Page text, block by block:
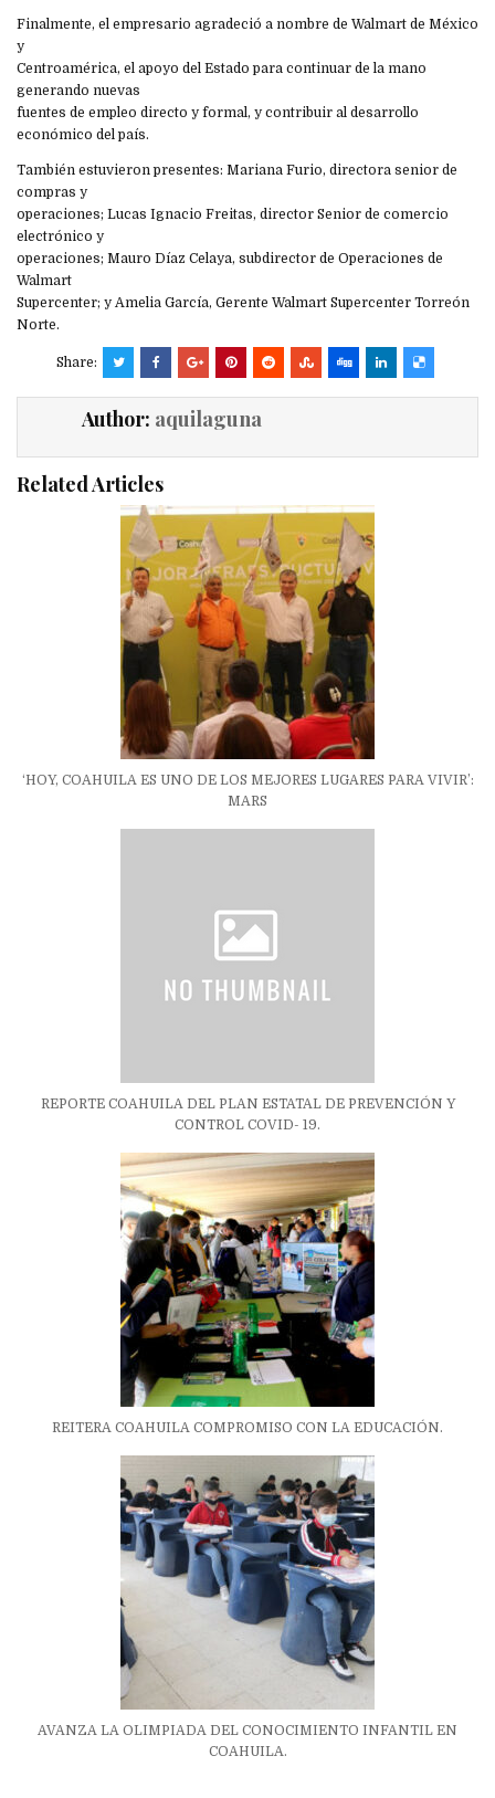
Finalmente, el empresario agradeció a nombre de Walmart de México
y
Centroamérica, el apoyo del Estado para continuar de la mano
generando nuevas
fuentes de empleo directo y formal, y contribuir al desarrollo
económico del país.
También estuvieron presentes: Mariana Furio, directora senior de
compras y
operaciones; Lucas Ignacio Freitas, director Senior de comercio
electrónico y
operaciones; Mauro Díaz Celaya, subdirector de Operaciones de
Walmart
Supercenter; y Amelia García, Gerente Walmart Supercenter Torreón
Norte.
Share:
Author: aquilaguna
Related Articles
‘HOY, COAHUILA ES UNO DE LOS MEJORES LUGARES PARA VIVIR’:
MARS
REPORTE COAHUILA DEL PLAN ESTATAL DE PREVENCIÓN Y
CONTROL COVID- 19.
REITERA COAHUILA COMPROMISO CON LA EDUCACIÓN.
AVANZA LA OLIMPIADA DEL CONOCIMIENTO INFANTIL EN
COAHUILA.